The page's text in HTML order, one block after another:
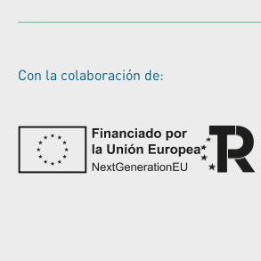
Con la colaboración de: